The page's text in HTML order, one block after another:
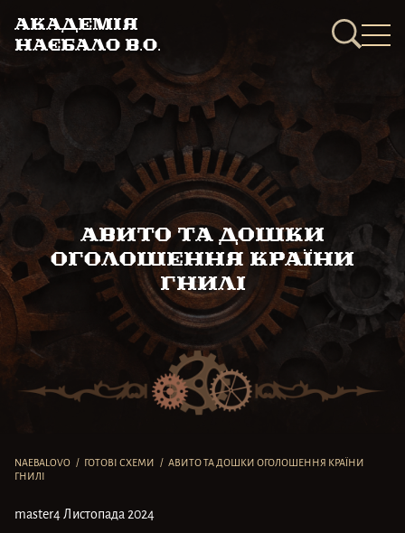
Академія
Наєбало В.О.
Авито та дошки
оголошення країни
гнилі
NAEBALOVO / ГОТОВІ СХЕМИ / АВИТО ТА ДОШКИ ОГОЛОШЕННЯ КРАЇНИ
ГНИЛІ
master4 Листопада 2024